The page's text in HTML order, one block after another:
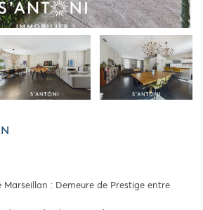
Marseillan : Demeure de Prestige entre